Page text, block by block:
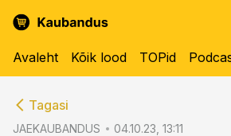
Avaleht Kõik lood TOPid
Tagasi
JAEKAUBANDUS 04.10.23, 13:11